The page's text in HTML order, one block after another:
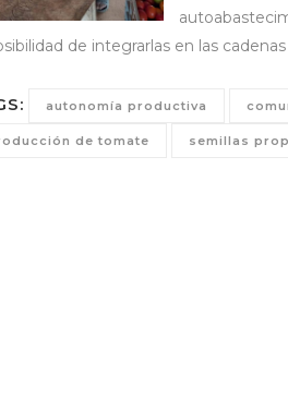
de integrarlas en las
autonomía productiva
de tomate semillas